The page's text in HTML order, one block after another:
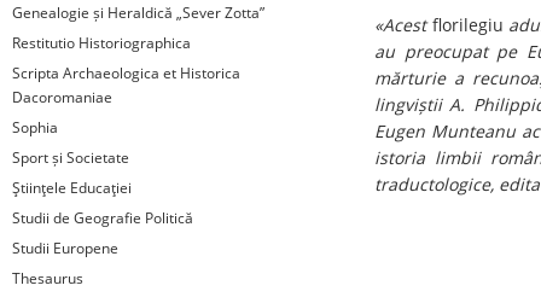
Genealogie și Heraldică „Sever Zotta”
Restitutio Historiographica
Scripta Archaeologica et Historica
Dacoromaniae
Sophia
Sport și Societate
Ştiinţele Educaţiei
Studii de Geografie Politică
Studii Europene
Thesaurus
«Acestflorilegiu
au preocupat pe
mărturie a
lingviștii A.
Eugen Munteanu
istoria limbii
traductologice,